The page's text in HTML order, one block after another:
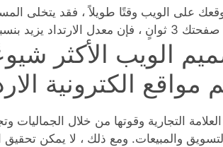
على الويب وقتًا طويلاً ، فقد يتخلى
38٪. هذه كارثة.
الويب الأكثر
الكترونية
التجارية وقوتها من خلال الجماليات
والمبيعات. ومع ذلك ، لا يمكن تحقيق